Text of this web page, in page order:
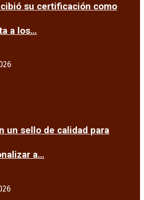
su certificación como
a los…
un sello de calidad para
a…